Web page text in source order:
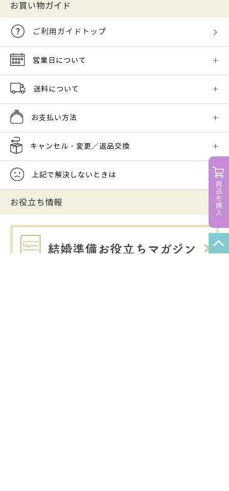
お買い物ガイド
ご利用ガイドトップ
営業日について
送料について
お支払い方法
キャンセル・変更／返品交換
上記で解決しないときは
お役立ち情報